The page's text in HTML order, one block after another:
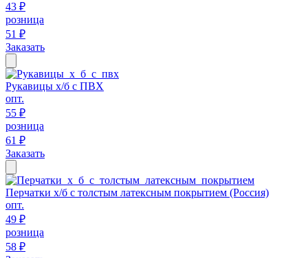
43 ₽
розница
51 ₽
Заказать
Рукавицы х/б с ПВХ
опт.
55 ₽
розница
61 ₽
Заказать
Перчатки х/б с толстым латексным покрытием (Россия)
опт.
49 ₽
розница
58 ₽